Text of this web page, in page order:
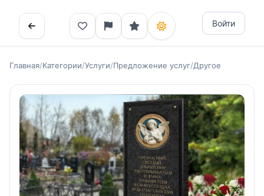
Войти
Главная/Категории/Услуги/Предложение услуг/Другое